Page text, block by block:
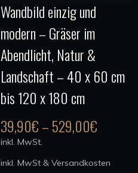
Produkt
weist
mehrere
auf.
Die
Optionen
Wandbild einzig und
modern – Gräser im
Abendlicht, Natur &
Landschaft – 40 x 60 cm
bis 120 x 180 cm
39,90€–529,00€
inkl. MwSt.
inkl. MwSt & Versandkosten